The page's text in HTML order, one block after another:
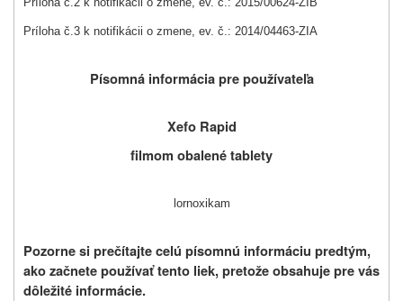
Príloha č.3 k notifikácii o zmene, ev. č.: 2014/04463-ZIA
Písomná informácia pre používateľa
Xefo Rapid
filmom obalené tablety
lornoxikam
Pozorne si prečítajte celú písomnú informáciu predtým,
ako začnete používať tento liek, pretože obsahuje pre vás
dôležité informácie.